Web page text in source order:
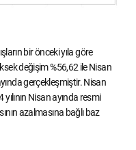
bir önceki yıla göre
değişim %56,62 ile Nisan
gerçekleşmiştir. Nisan
yılının Nisan ayında resmi
azalmasına bağlı baz